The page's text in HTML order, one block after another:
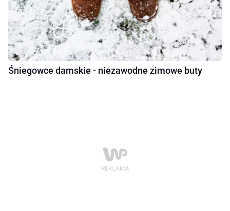
Śniegowce damskie - niezawodne zimowe buty